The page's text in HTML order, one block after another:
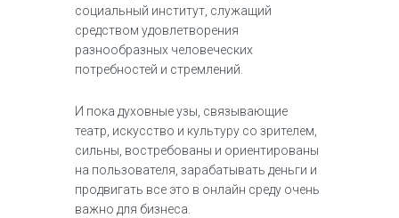
социальный институт, служащий
средством удовлетворения
разнообразных человеческих
потребностей и стремлений.
И пока духовные узы, связывающие
театр, искусство и культуру со зрителем,
сильны, востребованы и ориентированы
на пользователя, зарабатывать деньги и
продвигать все это в онлайн среду очень
важно для бизнеса.